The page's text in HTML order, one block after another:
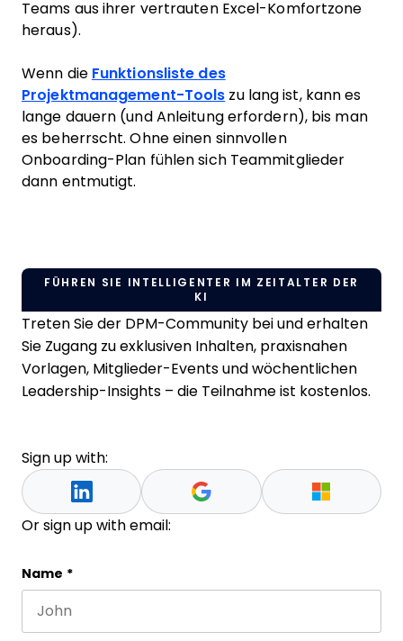
Teams aus ihrer vertrauten Excel-Komfortzone
heraus).
Wenn die Funktionsliste des
Projektmanagement-Tools zu lang ist, kann es
lange dauern (und Anleitung erfordern), bis man
es beherrscht. Ohne einen sinnvollen
Onboarding-Plan fühlen sich Teammitglieder
dann entmutigt.
FÜHREN SIE INTELLIGENTER IM ZEITALTER DER
KI
Treten Sie der DPM-Community bei und erhalten
Sie Zugang zu exklusiven Inhalten, praxisnahen
Vorlagen, Mitglieder-Events und wöchentlichen
Leadership-Insights – die Teilnahme ist kostenlos.
Sign up with:
Or sign up with email:
Name
Name *